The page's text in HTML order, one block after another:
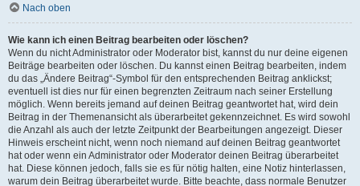
Nach oben
Wie kann ich einen Beitrag bearbeiten oder löschen?
Wenn du nicht Administrator oder Moderator bist, kannst du nur deine eigenen
Beiträge bearbeiten oder löschen. Du kannst einen Beitrag bearbeiten, indem
du das „Ändere Beitrag“-Symbol für den entsprechenden Beitrag anklickst;
eventuell ist dies nur für einen begrenzten Zeitraum nach seiner Erstellung
möglich. Wenn bereits jemand auf deinen Beitrag geantwortet hat, wird dein
Beitrag in der Themenansicht als überarbeitet gekennzeichnet. Es wird sowohl
die Anzahl als auch der letzte Zeitpunkt der Bearbeitungen angezeigt. Dieser
Hinweis erscheint nicht, wenn noch niemand auf deinen Beitrag geantwortet
hat oder wenn ein Administrator oder Moderator deinen Beitrag überarbeitet
hat. Diese können jedoch, falls sie es für nötig halten, eine Notiz hinterlassen,
warum dein Beitrag überarbeitet wurde. Bitte beachte, dass normale Benutzer